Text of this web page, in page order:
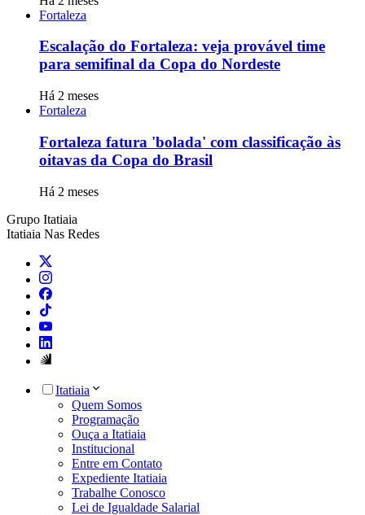
Fortaleza
Escalação do Fortaleza: veja provável time
para semifinal da Copa do Nordeste
Há 2 meses
Fortaleza
Fortaleza fatura 'bolada' com classificação às
oitavas da Copa do Brasil
Há 2 meses
Grupo Itatiaia
Itatiaia Nas Redes
Itatiaia
Quem Somos
Programação
Ouça a Itatiaia
Institucional
Entre em Contato
Expediente Itatiaia
Trabalhe Conosco
Lei de Igualdade Salarial